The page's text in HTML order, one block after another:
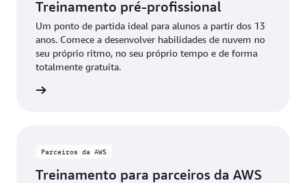
Treinamento pré-profissional
Um ponto de partida ideal para alunos a partir dos 13
anos. Comece a desenvolver habilidades de nuvem no
seu próprio ritmo, no seu próprio tempo e de forma
totalmente gratuita.
Parceiros da AWS
Treinamento para parceiros da AWS